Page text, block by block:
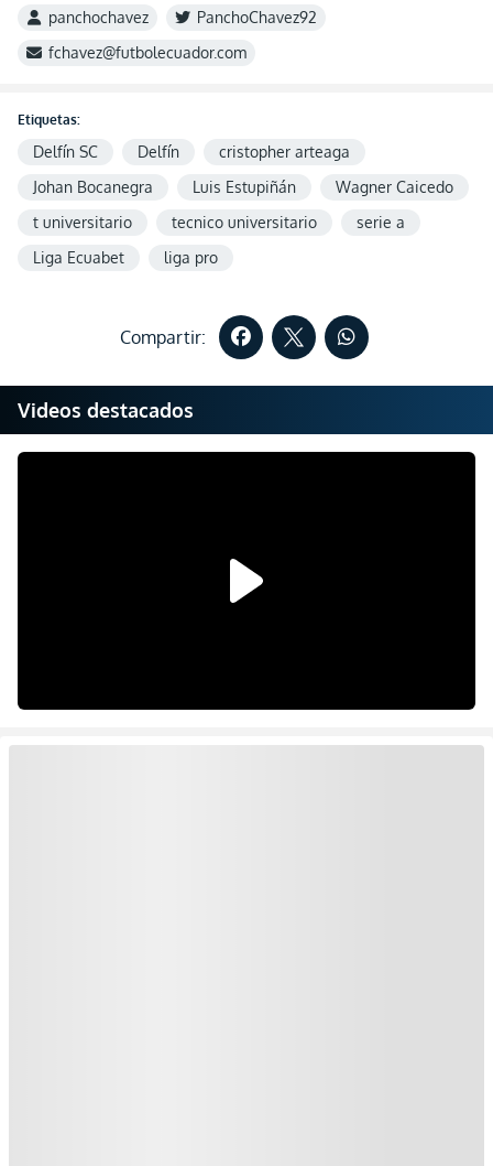
panchochavez
PanchoChavez92
fchavez@futbolecuador.com
Etiquetas:
Delfín SC Delfín
cristopher arteaga
Johan Bocanegra
Luis Estupiñán
Wagner Caicedo
t universitario
tecnico universitario
serie a
Liga Ecuabet
liga pro
Compartir:
Videos destacados